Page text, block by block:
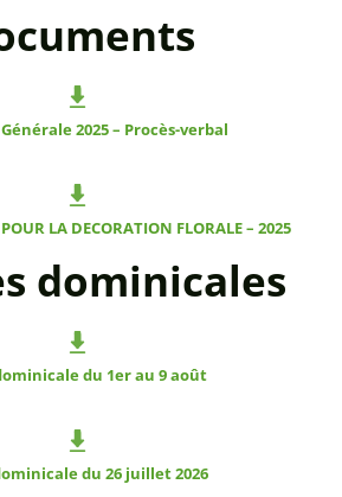
2025 – Procès-verbal
LA DECORATION FLORALE – 2025
dominicales
du 1er au 9 août
du 26 juillet 2026